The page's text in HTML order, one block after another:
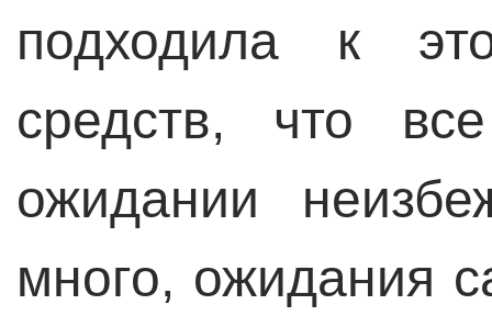
подходила к
средств, что
ожидании
много, ожидания